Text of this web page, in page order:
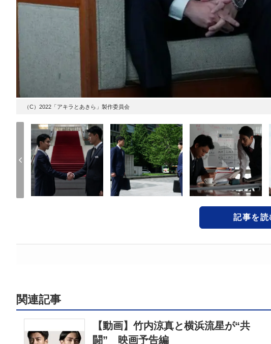
（C）2022「アキラとあきら」製作委員会
記事を読
関連記事
【動画】竹内涼真と横浜流星が“共
闘” 映画予告編